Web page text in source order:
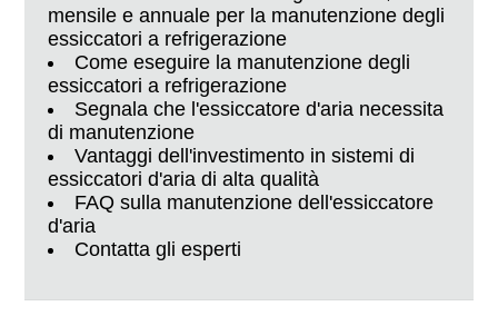
mensile e annuale per la manutenzione degli
essiccatori a refrigerazione
Come eseguire la manutenzione degli
essiccatori a refrigerazione
Segnala che l'essiccatore d'aria necessita
di manutenzione
Vantaggi dell'investimento in sistemi di
essiccatori d'aria di alta qualità
FAQ sulla manutenzione dell'essiccatore
d'aria
Contatta gli esperti